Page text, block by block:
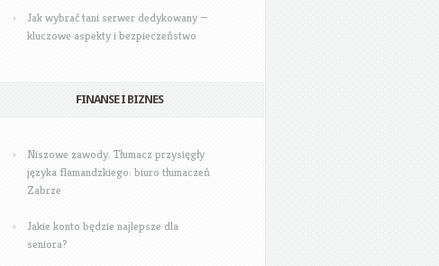
Jak wybrać tani serwer dedykowany —
kluczowe aspekty i bezpieczeństwo
FINANSE I BIZNES
Niszowe zawody. Tłumacz przysięgły
języka flamandzkiego: biuro tłumaczeń
Zabrze
Jakie konto będzie najlepsze dla
seniora?